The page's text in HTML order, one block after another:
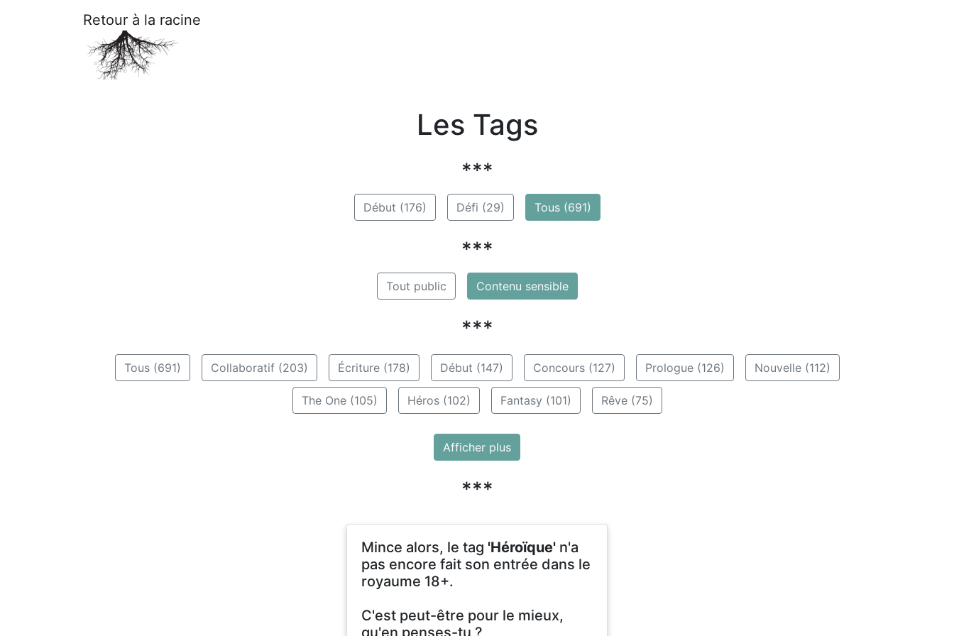
Retour à la racine
Les Tags
***
Début (176) Défi (29) Tous (691)
***
Tout public Contenu sensible
***
Tous (691) Collaboratif (203) Écriture (178) Début (147) Concours (127) Prologue (126) Nouvelle (112)
The One (105) Héros (102) Fantasy (101) Rêve (75)
Afficher plus
***
Mince alors, le tag 'Héroïque' n'a
pas encore fait son entrée dans le
royaume 18+.
C'est peut-être pour le mieux,
qu'en penses-tu ?